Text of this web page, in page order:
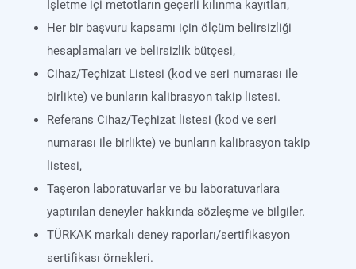
İşletme içi metotların geçerli kılınma kayıtları,
Her bir başvuru kapsamı için ölçüm belirsizliği
hesaplamaları ve belirsizlik bütçesi,
Cihaz/Teçhizat Listesi (kod ve seri numarası ile
birlikte) ve bunların kalibrasyon takip listesi.
Referans Cihaz/Teçhizat listesi (kod ve seri
numarası ile birlikte) ve bunların kalibrasyon takip
listesi,
Taşeron laboratuvarlar ve bu laboratuvarlara
yaptırılan deneyler hakkında sözleşme ve bilgiler.
TÜRKAK markalı deney raporları/sertifikasyon
sertifikası örnekleri.